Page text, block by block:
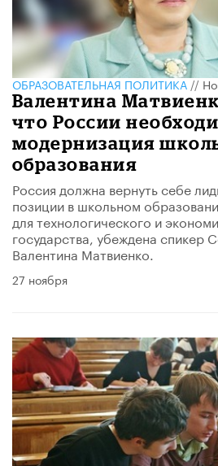
ОБРАЗОВАТЕЛЬНАЯ ПОЛИТИКА//
Валентина
что России
модернизация
образования
Россия должна вернуть себе
позиции в школьном
для технологического и
государства, убеждена спикер
Валентина Матвиенко.
27 ноября